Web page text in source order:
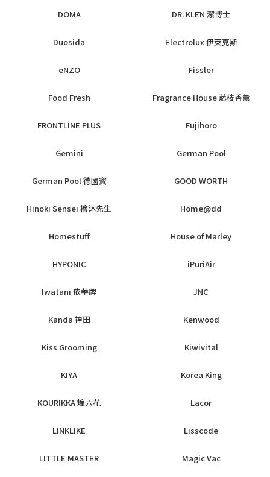
DOMA DR. KLĒN 潔博士
Duosida Electrolux 伊萊克斯
eNZO Fissler
Food Fresh Fragrance House 藤枝香薰
FRONTLINE PLUS Fujihoro
Gemini German Pool
German Pool 德國寳 GOOD WORTH
Hinoki Sensei 檜沐先生 Home@dd
Homestuff House of Marley
HYPONIC iPuriAir
Iwatani 依華牌 JNC
Kanda 神田 Kenwood
Kiss Grooming Kiwivital
KIYA Korea King
KOURIKKA 煌六花 Lacor
LINKLIKE Lisscode
LITTLE MASTER Magic Vac